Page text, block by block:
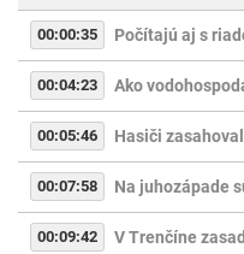
00:00:35 Počítajú aj s
00:04:23 Ako
00:05:46 Hasiči
00:07:58 Na juhozápade
00:09:42 V Trenčíne